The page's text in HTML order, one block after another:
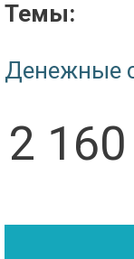
Темы:
Денежные
2